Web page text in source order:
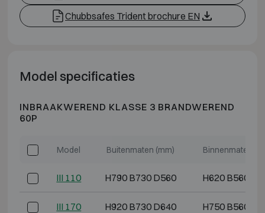
Chubbsafes Trident brochure EN
Model specificaties
INBRAAKWEREND KLASSE 3 BRANDWEREND
60P
Model Buitenmaten (mm) Binnenmaten
III 110 H790 B730 D560 H620 B560
III 170 H920 B730 D640 H750 B560